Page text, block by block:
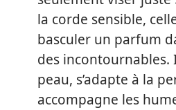
la corde sensible,
basculer un parfum
des incontournables.
peau, s’adapte à la
accompagne les